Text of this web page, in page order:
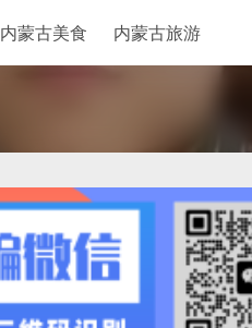
内蒙古美食 内蒙古旅游